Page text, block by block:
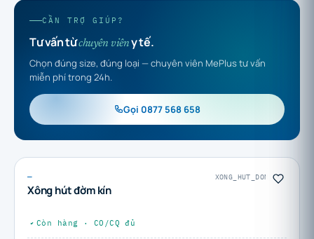
CẦN TRỢ GIÚP?
Tư vấn từchuyên viêny tế.
Chọn đúng size, đúng loại — chuyên viên MePlus tư vấn
miễn phí trong 24h.
Gọi 0877 568 658
— XONG_HUT_DOM_KIN
Xông hút đờm kín
Còn hàng · CO/CQ đủ